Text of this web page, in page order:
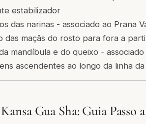
estabilizador
das narinas - associado ao Prana
das maçãs do rosto para fora a
mandíbula e do queixo -
ascendentes ao longo da linha
Gua Sha: Guia Passo a